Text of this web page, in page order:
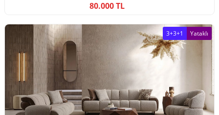
80.000 TL
3+3+1 Yataklı